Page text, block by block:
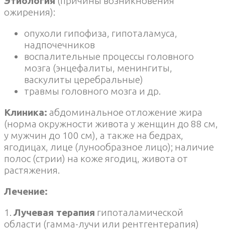
ожирения):
опухоли гипофиза, гипоталамуса,
надпочечников
воспалительные процессы головного
мозга (энцефалиты, менингиты,
васкулиты церебральные)
травмы головного мозга и др.
Клиника: абдоминальное отложение жира
(норма окружности живота у женщин до 88 см,
у мужчин до 100 см), а также на бедрах,
ягодицах, лице (лунообразное лицо); наличие
полос (стрии) на коже ягодиц, живота от
растяжения.
Лечение:
1. Лучевая терапия гипоталамической
области (гамма-лучи или рентгентерапия)